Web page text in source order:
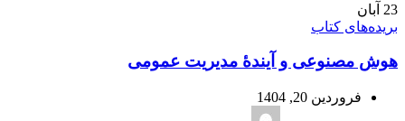
23 آبان
بریده‌های کتاب
هوش مصنوعی و آیندۀ مدیریت عمومی
فروردین 20, 1404